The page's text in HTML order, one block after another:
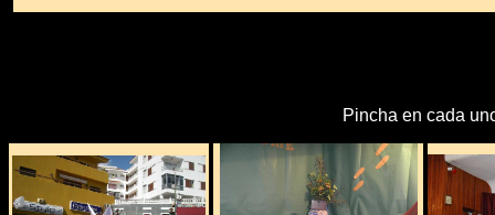
Pincha en cada